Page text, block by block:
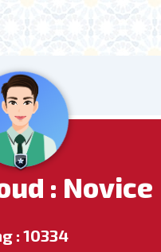
: Novice
: 10334